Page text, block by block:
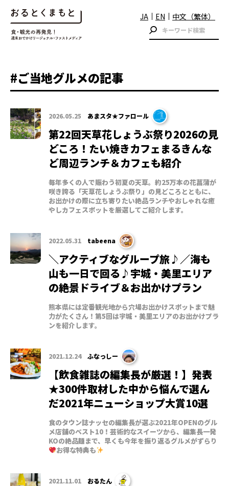
JA EN 中文（繁体）
#ご当地グルメの記事
2026.05.25 あまスタ★ファロール
第22回天草花しょうぶ祭り2026の見
どころ！たい焼きカフェまるきんな
ど周辺ランチ＆カフェも紹介
毎年多くの人で賑わう初夏の天草。約25万本の花菖蒲が
咲き誇る「天草花しょうぶ祭り」の見どころとともに、
お出かけの際に立ち寄りたい絶品ランチやおしゃれな癒
やしカフェスポットを厳選してご紹介します。
2022.05.31 tabeena
＼アクティブなグループ旅♪／海も
山も一日で回る♪宇城・美里エリア
の絶景ドライブ＆お出かけプラン
熊本県には定番観光地から穴場お出かけスポットまで魅
力がたくさん！第5回は宇城・美里エリアのお出かけプラ
ンを紹介します。
2021.12.24 ふなっしー
【飲食雑誌の編集長が厳選！】発表
★300件取材した中から悩んで選ん
だ2021年ニューショップ大賞10選
食のタウン誌ナッセの編集長が選ぶ2021年OPENのグル
メ店舗のベスト10！芸術的なスイーツから、編集長一発
KOの絶品麺まで、早くも今年を振り返るグルメがずらり
お得な特典も
2021.11.01 おるたん